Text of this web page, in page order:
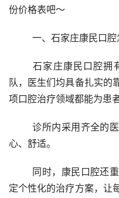
份价格表吧～
一、石家庄康民口腔
	石家庄康民口腔拥有一支经验充足、技术优质的团
队，医生们均具备扎实的
项口腔治疗领域都能为患
	诊所内采用齐全的医疗设备和技术，确保治疗过程安
心、舒适。
定个性化的治疗方案，让